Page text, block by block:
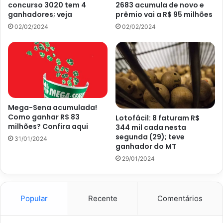
4 acertos
1.547 apostas ganhadoras, R$ 1.191,50
Portal Atualizei, o seu predileto da internet, vem
acompanhando os principais sorteios das loterias da
Caixa.
Como jogar na Mega-Sena
No momento, o jogador da Mega-Sena pode fazer a
fezinha em qualquer casa lotérica no país. Elas funcionam
de segunda a sábado, menos aos feriados, até às 19h.
Porém, o apostador também pode optar pela internet, sem
concurso 3020 tem 4
ganhadores; veja
02/02/2024
2683 acumula de novo e
prêmio vai a R$ 95 milhões
02/02/2024
Mega-Sena acumulada!
Como ganhar R$ 83
milhões? Confira aqui
31/01/2024
Lotofácil: 8 faturam R$
344 mil cada nesta
segunda (29); teve
ganhador do MT
29/01/2024
Popular Recente Comentários